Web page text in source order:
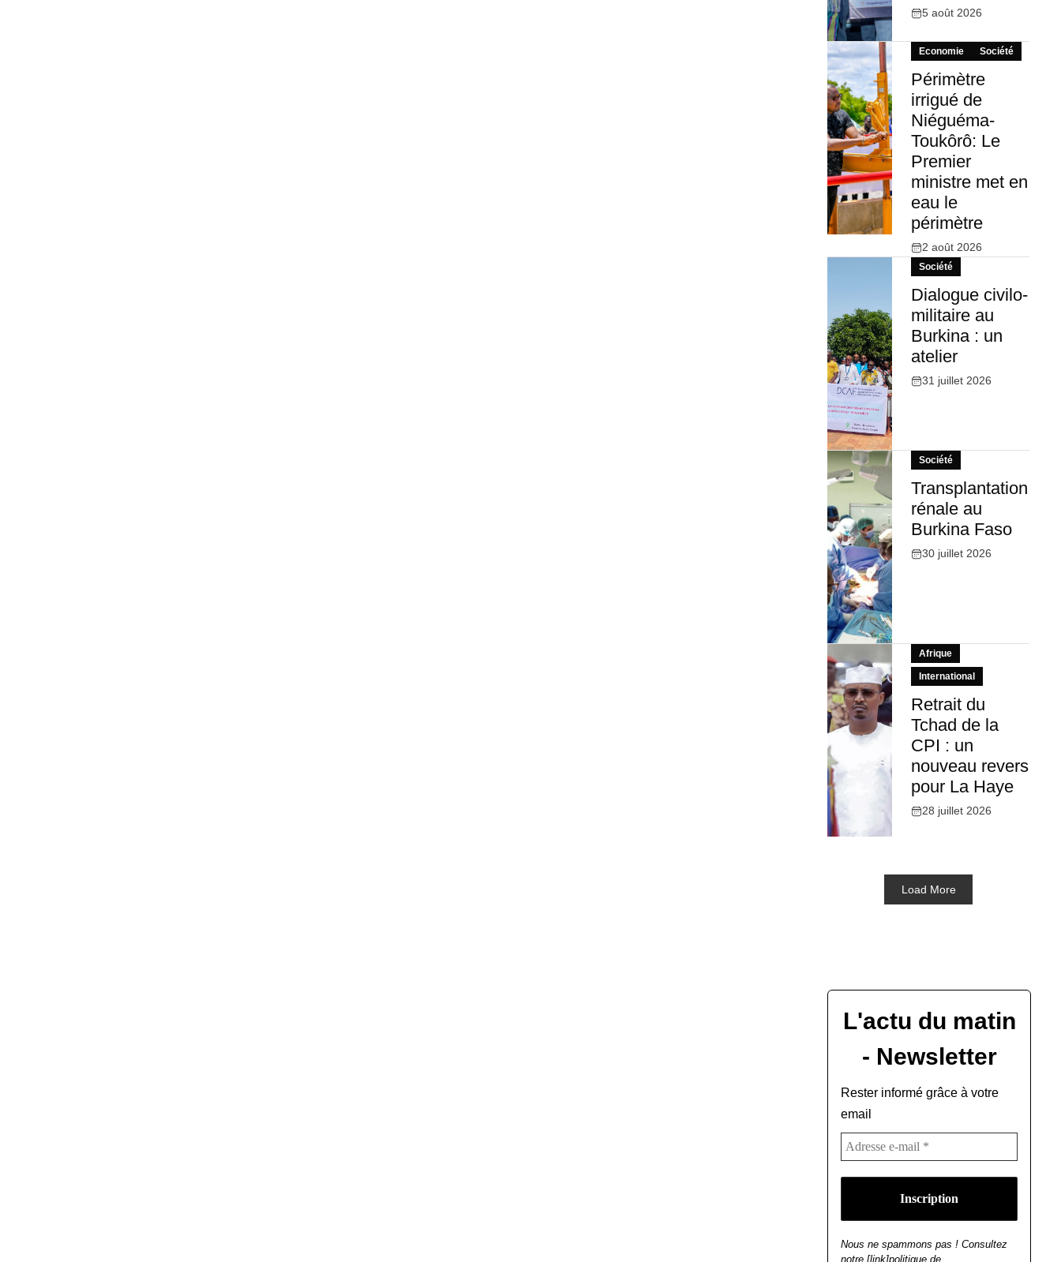
5 août 2026
Economie Société
Périmètre
irrigué de
Niéguéma-
Toukôrô: Le
Premier
ministre met en
eau le
périmètre
2 août 2026
Société
Dialogue civilo-
militaire au
Burkina : un
atelier
31 juillet 2026
Société
Transplantation
rénale au
Burkina Faso
30 juillet 2026
Afrique
International
Retrait du
Tchad de la
CPI : un
nouveau revers
pour La Haye
28 juillet 2026
Load More
L'actu du matin
- Newsletter
Rester informé grâce à votre
email
Nous ne spammons pas ! Consultez
notre [link]politique de